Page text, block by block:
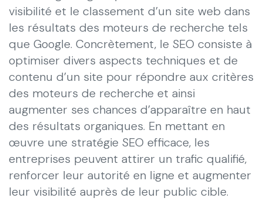
visibilité et le classement d’un site web dans
les résultats des moteurs de recherche tels
que Google. Concrètement, le SEO consiste à
optimiser divers aspects techniques et de
contenu d’un site pour répondre aux critères
des moteurs de recherche et ainsi
augmenter ses chances d’apparaître en haut
des résultats organiques. En mettant en
œuvre une stratégie SEO efficace, les
entreprises peuvent attirer un trafic qualifié,
renforcer leur autorité en ligne et augmenter
leur visibilité auprès de leur public cible.